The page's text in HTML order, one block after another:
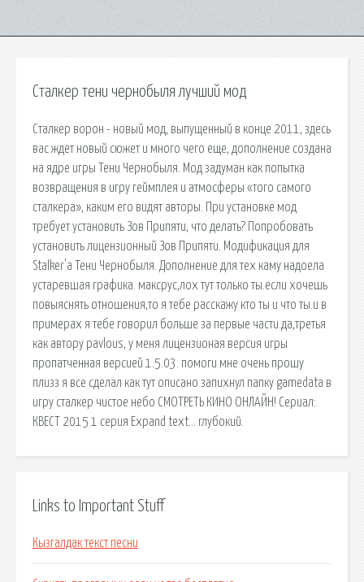
Сталкер тени чернобыля лучший мод
Сталкер ворон - новый мод, выпущенный в конце 2011, здесь
вас ждет новый сюжет и много чего еще, дополнение создана
на ядре игры Тени Чернобыля. Мод задуман как попытка
возвращения в игру геймплея и атмосферы «того самого
сталкера», каким его видят авторы. При установке мод
требует установить Зов Припяти, что делать? Попробовать
установить лицензионный Зов Припяти. Модификация для
Stalker'a Тени Чернобыля. Дополнение для тех каму надоела
устаревшая графика. максрус,лох тут только ты.если хочешь
повыяснять отношения,то я тебе расскажу кто ты и что ты.и в
примерах я тебе говорил больше за первые части.да,третья
как автору pavlous, у меня лицензионая версия игры
пропатченная версией 1.5.03. помоги мне очень прошу
плизз я все сделал как тут описано запихнул папку gamedata в
игру сталкер чистое небо СМОТРЕТЬ КИНО ОНЛАЙН! Сериал:
КВЕСТ 2015 1 серия Expand text… глубокий.
Links to Important Stuff
Кызгалдак текст песни